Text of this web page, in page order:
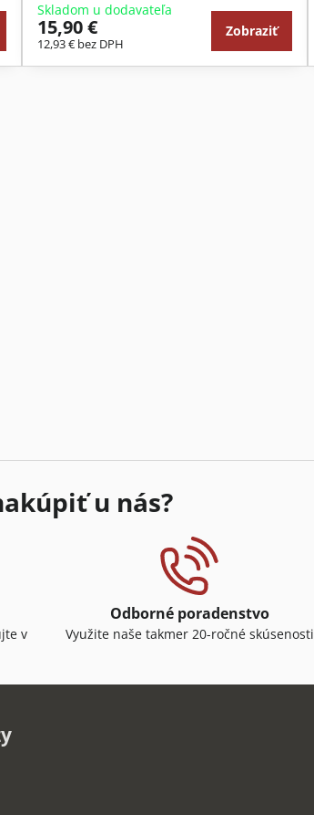
Skladom u dodavateľa
15,90 €
12,93 € bez DPH
Zobraziť
u nás?
v
Odborné poradenstvo
Využite naše takmer 20-ročné skúsenosti